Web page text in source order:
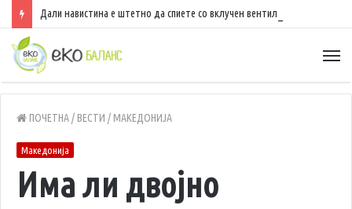
Дали навистина е штетно да спиете со вклучен вентилатор?
ПОЧЕТНА/ ВЕСТИ / МАКЕДОНИЈА
Македонија
Има ли двојно